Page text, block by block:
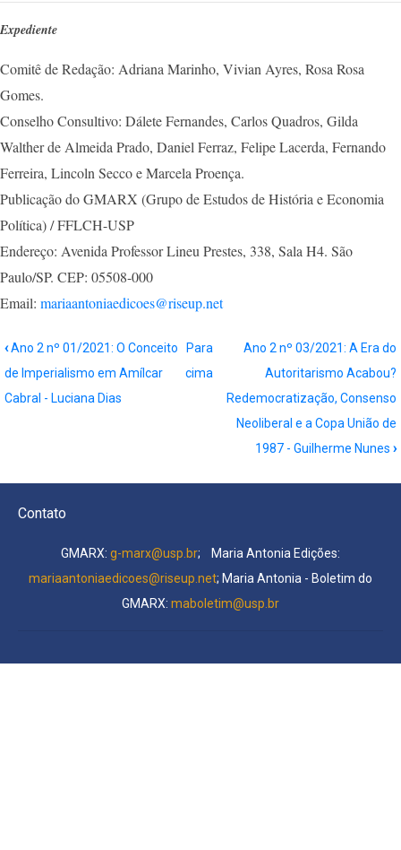
Expediente
Comitê de Redação: Adriana Marinho, Vivian Ayres, Rosa Rosa
Gomes.
Conselho Consultivo: Dálete Fernandes, Carlos Quadros, Gilda
Walther de Almeida Prado, Daniel Ferraz, Felipe Lacerda, Fernando
Ferreira, Lincoln Secco e Marcela Proença.
Publicação do GMARX (Grupo de Estudos de História e Economia
Política) / FFLCH-USP
Endereço: Avenida Professor Lineu Prestes, 338, Sala H4. São
Paulo/SP. CEP: 05508-000
Email: mariaantoniaedicoes@riseup.net
Book
traversal
links
nº
02/2021
especial):
Rosa
Rosa
‹Ano 2 nº 01/2021: O Conceito
de Imperialismo em Amílcar
Cabral - Luciana Dias
Para
cima
Ano 2 nº 03/2021: A Era do
Autoritarismo Acabou?
Redemocratização, Consenso
Neoliberal e a Copa União de
1987 - Guilherme Nunes ›
Contato
GMARX: g-marx@usp.br; Maria Antonia Edições:
mariaantoniaedicoes@riseup.net; Maria Antonia - Boletim do
GMARX: maboletim@usp.br